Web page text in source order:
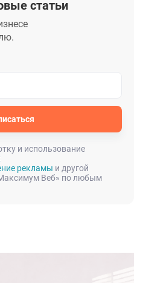
статьи
и использование
рекламы и другой
Веб» по любым